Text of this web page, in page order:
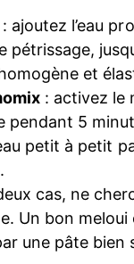
: ajoutez l’eau
pétrissage,
et
: activez le
pendant 5
petit à petit
cas, ne
Un bon
une pâte bien